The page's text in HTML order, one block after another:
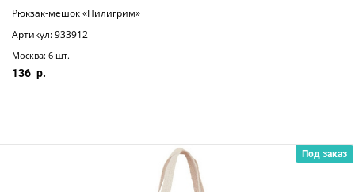
Рюкзак-мешок «Пилигрим»
Артикул: 933912
Москва: 6 шт.
136
Под заказ